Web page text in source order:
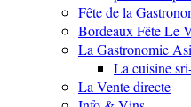
Fête de la
Bordeaux Fête Le
La Gastronomie
La cuisine
La Vente directe